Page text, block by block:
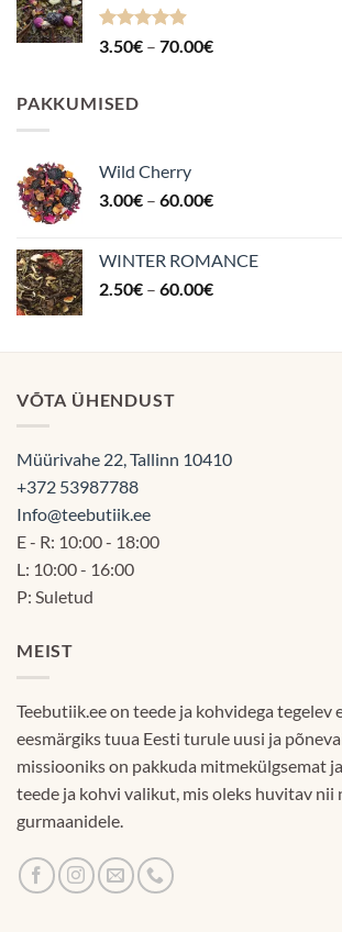
Hinnanguga
3.50€ – 70.00€Hinnavahemik:
PAKKUMISED
Wild Cherry
3.00€ – 60.00€Hinnavahemik:
60.00€
WINTER ROMANCE
2.50€ – 60.00€Hinnavahemik:
60.00€
VÕTA ÜHENDUST
Müürivahe 22, Tallinn 10410
+372 53987788
Info@teebutiik.ee
E - R: 10:00 - 18:00
L: 10:00 - 16:00
P: Suletud
MEIST
Teebutiik.ee on teede ja kohvidega tegelev
eesmärgiks tuua Eesti turule uusi ja
missiooniks on pakkuda mitmekülgsemat
teede ja kohvi valikut, mis oleks huvitav nii
gurmaanidele.